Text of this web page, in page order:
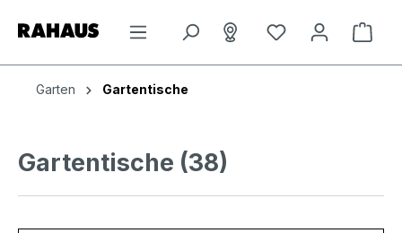
Du hast 0
Garten Gartentische
Gartentische (38)